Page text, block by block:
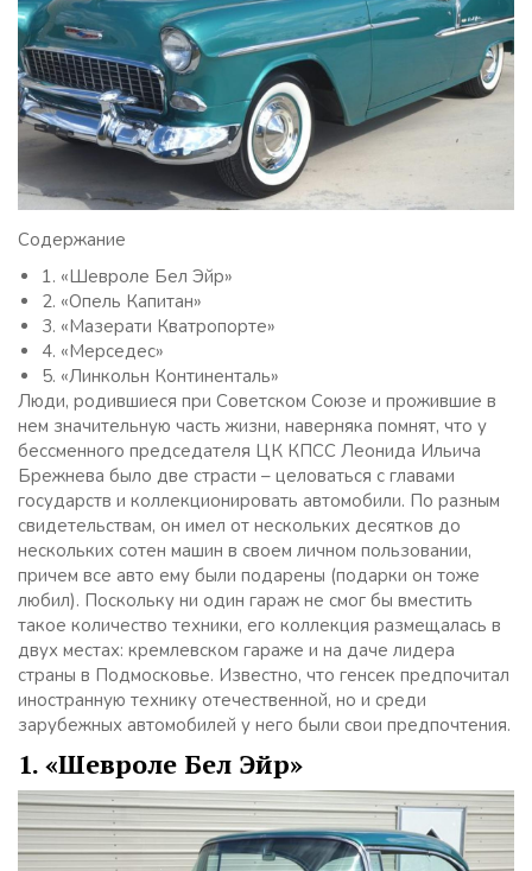
Содержание
1. «Шевроле Бел Эйр»
2. «Опель Капитан»
3. «Мазерати Кватропорте»
4. «Мерседес»
5. «Линкольн Континенталь»
Люди, родившиеся при Советском Союзе и прожившие в
нем значительную часть жизни, наверняка помнят, что у
бессменного председателя ЦК КПСС Леонида Ильича
Брежнева было две страсти – целоваться с главами
государств и коллекционировать автомобили. По разным
свидетельствам, он имел от нескольких десятков до
нескольких сотен машин в своем личном пользовании,
причем все авто ему были подарены (подарки он тоже
любил). Поскольку ни один гараж не смог бы вместить
такое количество техники, его коллекция размещалась в
двух местах: кремлевском гараже и на даче лидера
страны в Подмосковье. Известно, что генсек предпочитал
иностранную технику отечественной, но и среди
зарубежных автомобилей у него были свои предпочтения.
1. «Шевроле Бел Эйр»